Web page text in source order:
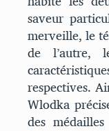
saveur
merveille, le
de l’autre,
respectives.
Wlodka
des